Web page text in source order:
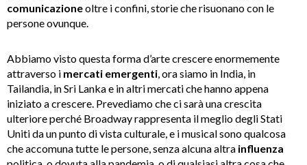
comunicazioneoltre i confini, storie che risuonano con le
persone ovunque.
Abbiamo visto questa forma d’arte crescere enormemente
attraverso i mercati emergenti , ora siamo in India, in
Tailandia, in Sri Lanka e in altri mercati che hanno appena
iniziato a crescere. Prevediamo che ci sarà una crescita
ulteriore perché Broadway rappresenta il meglio degli Stati
Uniti da un punto di vista culturale, e i musical sono qualcosa
che accomuna tutte le persone, senza alcuna altra influenza